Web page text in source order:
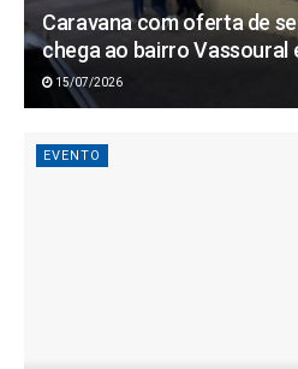
Caravana com oferta de
chega ao bairro Vassoural
15/07/2026
EVENTO